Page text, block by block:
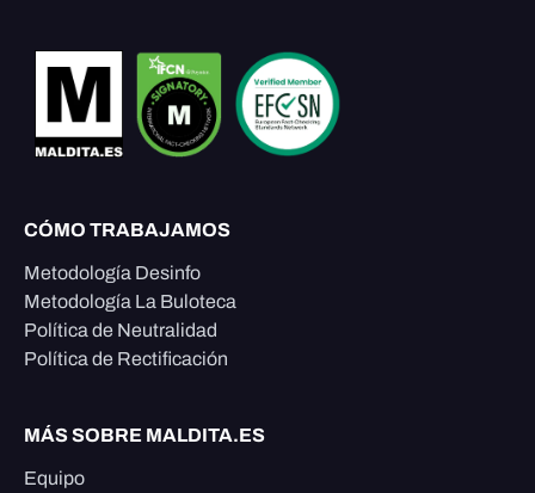
CÓMO TRABAJAMOS
Metodología Desinfo
Metodología La Buloteca
Política de Neutralidad
Política de Rectificación
MÁS SOBRE MALDITA.ES
Equipo